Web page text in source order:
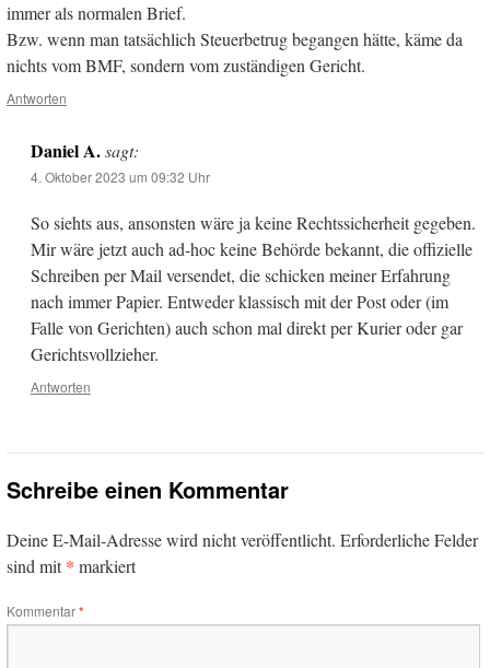
immer als normalen Brief.
Bzw. wenn man tatsächlich Steuerbetrug begangen hätte, käme da
nichts vom BMF, sondern vom zuständigen Gericht.
Antworten
Daniel A. sagt:
4. Oktober 2023 um 09:32 Uhr
So siehts aus, ansonsten wäre ja keine Rechtssicherheit gegeben.
Mir wäre jetzt auch ad-hoc keine Behörde bekannt, die offizielle
Schreiben per Mail versendet, die schicken meiner Erfahrung
nach immer Papier. Entweder klassisch mit der Post oder (im
Falle von Gerichten) auch schon mal direkt per Kurier oder gar
Gerichtsvollzieher.
Antworten
Schreibe einen Kommentar
Deine E-Mail-Adresse wird nicht veröffentlicht. Erforderliche Felder
sind mit* markiert
Kommentar*